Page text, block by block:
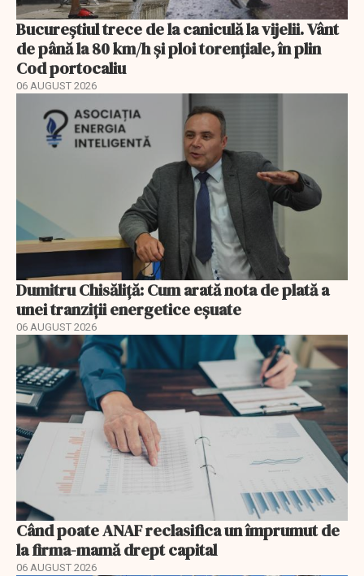
Bucureștiul trece de la caniculă la vijelii. Vânt
de până la 80 km/h și ploi torențiale, în plin
Cod portocaliu
06 AUGUST 2026
Dumitru Chisăliță: Cum arată nota de plată a
unei tranziții energetice eșuate
06 AUGUST 2026
Când poate ANAF reclasifica un împrumut de
la firma-mamă drept capital
06 AUGUST 2026